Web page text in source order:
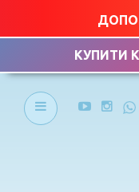
КУПИТИ